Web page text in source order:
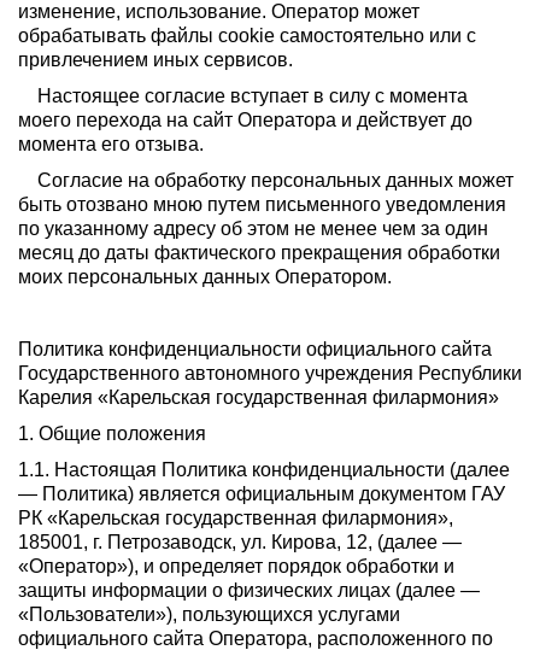
изменение, использование. Оператор может
обрабатывать файлы cookie самостоятельно или с
привлечением иных сервисов.
Настоящее согласие вступает в силу с момента
моего перехода на сайт Оператора и действует до
момента его отзыва.
Согласие на обработку персональных данных может
быть отозвано мною путем письменного уведомления
по указанному адресу об этом не менее чем за один
месяц до даты фактического прекращения обработки
моих персональных данных Оператором.
Политика конфиденциальности официального сайта
Государственного автономного учреждения Республики
Карелия «Карельская государственная филармония»
1. Общие положения
1.1. Настоящая Политика конфиденциальности (далее
— Политика) является официальным документом ГАУ
РК «Карельская государственная филармония»,
185001, г. Петрозаводск, ул. Кирова, 12, (далее —
«Оператор»), и определяет порядок обработки и
защиты информации о физических лицах (далее —
«Пользователи»), пользующихся услугами
официального сайта Оператора, расположенного по